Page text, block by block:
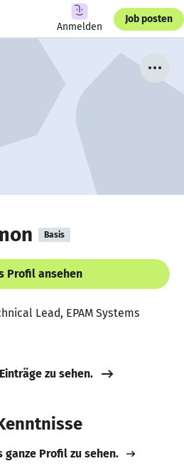
Anmelden
Job posten
Basis
Profil ansehen
Lead, EPAM Systems
zu sehen.
ganze Profil zu sehen.